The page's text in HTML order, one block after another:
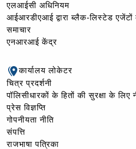
एलआईसी अधिनियम
आईआरडीएआई द्वारा ब्लैक-लिस्टेड एजेंटों
समाचार
एनआरआई केंद्र
कार्यालय लोकेटर
चित्र प्रदर्शनी
पॉलिसीधारकों के हितों की सुरक्षा के लिए
प्रेस विज्ञप्ति
गोपनीयता नीति
संपत्ति
राजभाषा पत्रिका